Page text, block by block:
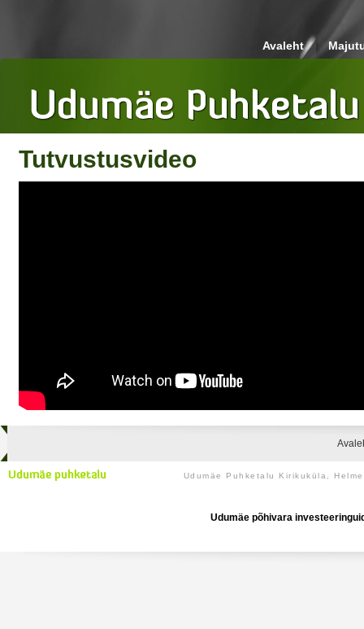
Avaleht
Tutvustusvideo
Udumäe Puhketalu Kirikuküla,
Udumäe põhivara